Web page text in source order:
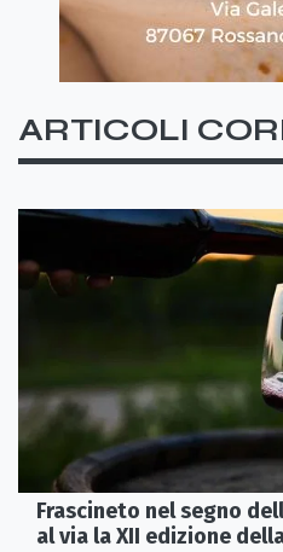
ARTICOLI
Frascineto nel segno
al via la XII edizione